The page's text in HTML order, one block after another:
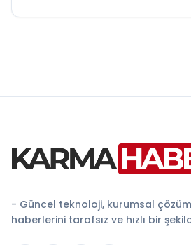
- Güncel teknoloji, kurumsal
haberlerini tarafsız ve hızlı bir